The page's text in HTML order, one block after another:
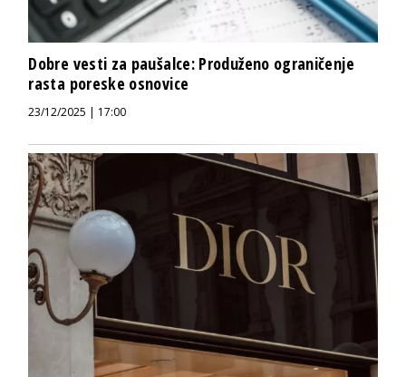
Dobre vesti za paušalce: Produženo ograničenje
rasta poreske osnovice
23/12/2025 | 17:00